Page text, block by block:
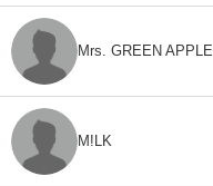
Mrs. GREEN APPLE
M!LK